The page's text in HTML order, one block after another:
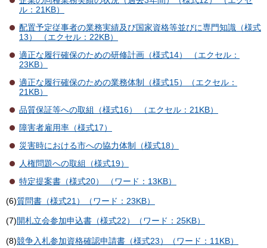
ル：21KB）
配置予定従事者の業務実績及び国家資格等並びに専門知識（様式
13） （エクセル：22KB）
適正な履行確保のための研修計画（様式14） （エクセル：
23KB）
適正な履行確保のための業務体制（様式15）（エクセル：
21KB）
品質保証等への取組（様式16） （エクセル：21KB）
障害者雇用率（様式17）
災害時における市への協力体制（様式18）
人権問題への取組（様式19）
特定提案書（様式20） （ワード：13KB）
(6)質問書（様式21）（ワード：23KB）
(7)開札立会参加申込書（様式22）（ワード：25KB）
(8)競争入札参加資格確認申請書（様式23）（ワード：11KB）